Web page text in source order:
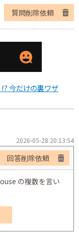
質問削除依頼
今だけの裏ワザ
2026-05-28 20:13:54
回答削除依頼
の複数を言い